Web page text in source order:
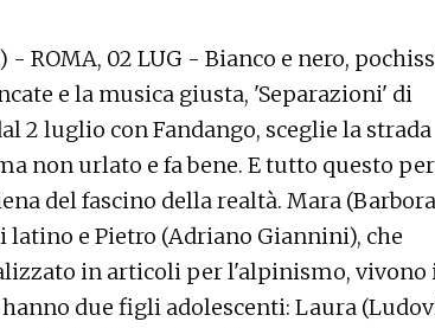
- ROMA, 02 LUG - Bianco e nero,
e la musica giusta, 'Separazioni' di
2 luglio con Fandango, sceglie la strada
non urlato e fa bene. E tutto questo per
del fascino della realtà. Mara (Barbora
latino e Pietro (Adriano Giannini), che
in articoli per l'alpinismo, vivono
due figli adolescenti: Laura